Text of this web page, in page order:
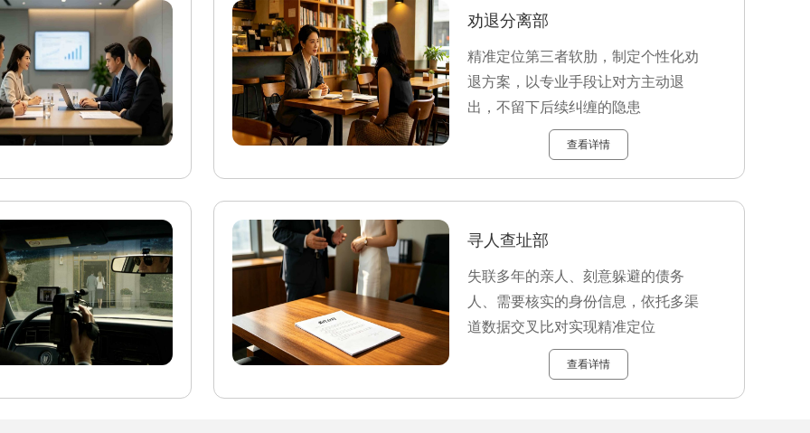
劝退分离部
精准定位第三者软肋，制定个性化劝
退方案，以专业手段让对方主动退
出，不留下后续纠缠的隐患
查看详情
寻人查址部
失联多年的亲人、刻意躲避的债务
人、需要核实的身份信息，依托多渠
道数据交叉比对实现精准定位
查看详情